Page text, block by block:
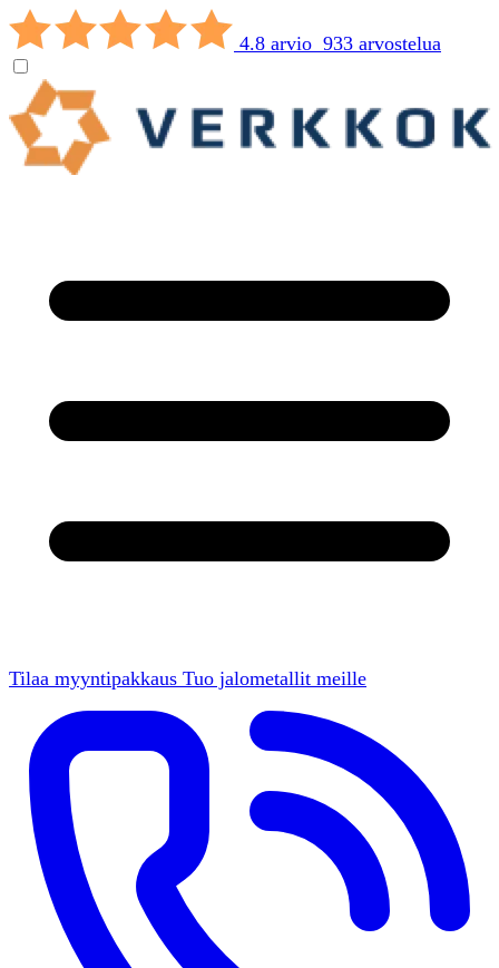
4.8 arvio 933 arvostelua
Tilaa myyntipakkaus Tuo jalometallit meille